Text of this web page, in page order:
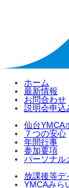
ホーム
最新情報
お問合わせ
説明会申込
仙台YMCA
７つの安心
年間行事
参加要項
パーソナル
放課後等デ
YMCAみら